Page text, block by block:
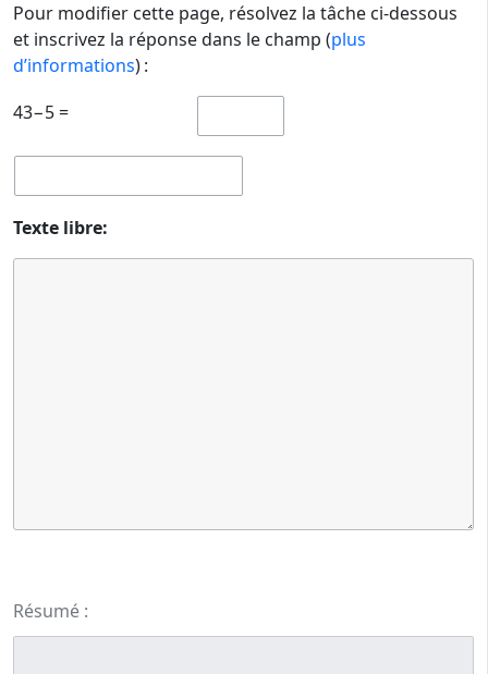
Pour modifier cette page, résolvez la tâche ci-dessous
et inscrivez la réponse dans le champ (plus
d’informations) :
43−5 =
Texte libre:
Résumé :